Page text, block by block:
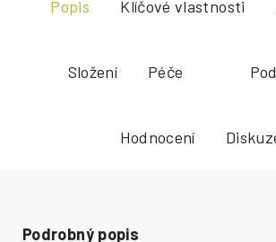
Popis Klíčové vlastnosti
Složení Péče
Hodnocení
Podrobný popis